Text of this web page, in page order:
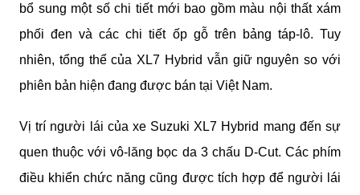
bổ sung một số chi tiết mới bao gồm màu nội thất xám
phối đen và các chi tiết ốp gỗ trên bảng táp-lô. Tuy
nhiên, tổng thể của XL7 Hybrid vẫn giữ nguyên so với
phiên bản hiện đang được bán tại Việt Nam.
Vị trí người lái của xe Suzuki XL7 Hybrid mang đến sự
quen thuộc với vô-lăng bọc da 3 chấu D-Cut. Các phím
điều khiển chức năng cũng được tích hợp để người lái